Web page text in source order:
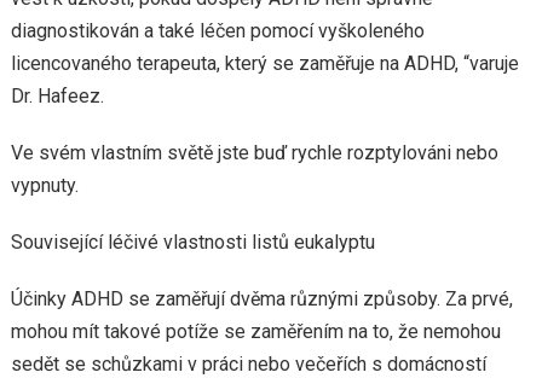
diagnostikován a také léčen pomocí vyškoleného
licencovaného terapeuta, který se zaměřuje na ADHD, “varuje
Dr. Hafeez.
Ve svém vlastním světě jste buď rychle rozptylováni nebo
vypnuty.
Související léčivé vlastnosti listů eukalyptu
Účinky ADHD se zaměřují dvěma různými způsoby. Za prvé,
mohou mít takové potíže se zaměřením na to, že nemohou
sedět se schůzkami v práci nebo večeřích s domácností